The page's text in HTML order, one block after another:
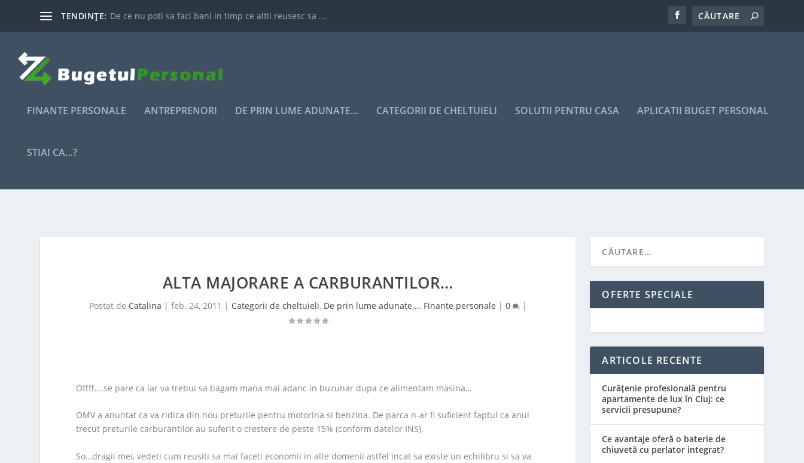
TENDINȚE: De ce nu poti sa faci bani in timp ce altii reusesc sa ...
FINANTE PERSONALE ANTREPRENORI DE PRIN LUME ADUNATE… CATEGORII DE CHELTUIELI SOLUTII PENTRU CASA APLICATII BUGET PERSONAL
STIAI CA…?
ALTA MAJORARE A CARBURANTILOR…
Postat de Catalina | feb. 24, 2011 | Categorii de cheltuieli, De prin lume adunate..., Finante personale | 0 |
Offff….se pare ca iar va trebui sa bagam mana mai adanc in buzunar dupa ce alimentam masina…
OMV a anuntat ca va ridica din nou preturile pentru motorina si benzina. De parca n-ar fi suficient faptul ca anul
trecut preturile carburantilor au suferit o crestere de peste 15% (conform datelor INS).
So…dragii mei, vedeti cum reusiti sa mai faceti economii in alte domenii astfel incat sa existe un echilibru si sa va
OFERTE SPECIALE
ARTICOLE RECENTE
Curățenie profesională pentru
apartamente de lux în Cluj: ce
servicii presupune?
Ce avantaje oferă o baterie de
chiuvetă cu perlator integrat?